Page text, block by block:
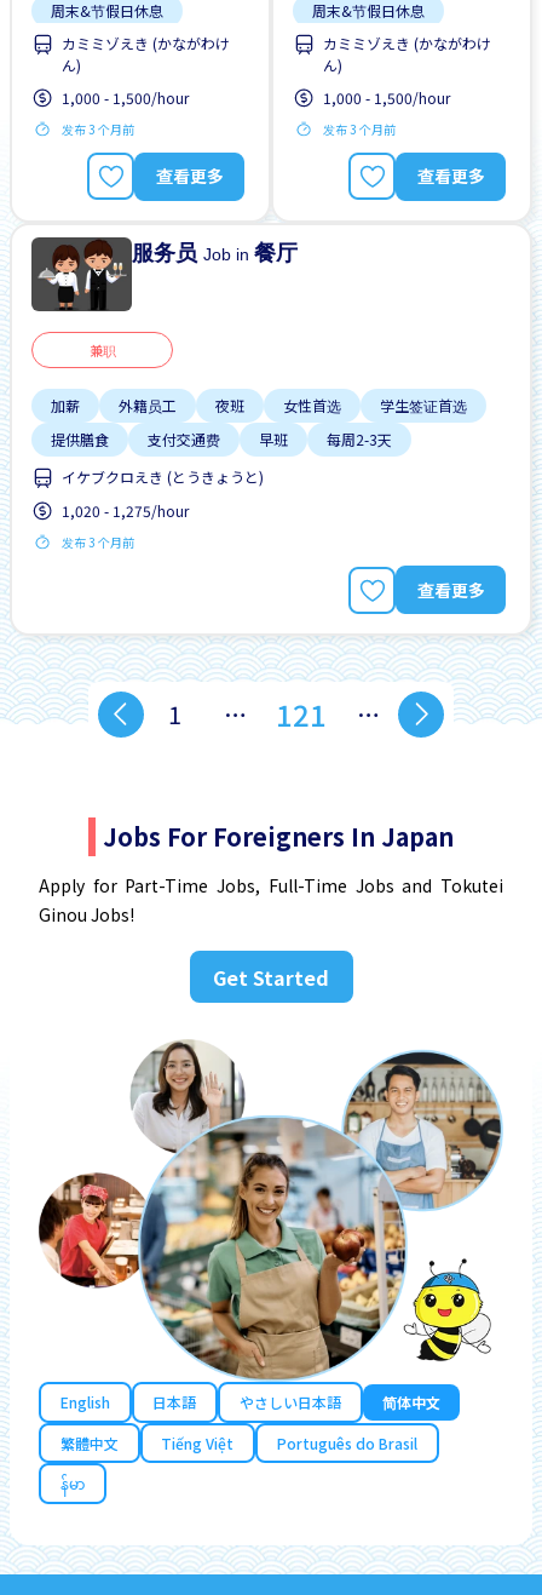
周末&节假日休息
外籍员工
女性首选
学生签证首选
提供宿舍
提供膳食
カミミゾえき (かながわけ
ん)
1,000 - 1,500/hour
发布 3 个月前
查看更多
周末&节假日休息
外籍员工
女性首选
学生签证首选
提供宿舍
提供膳食
カミミゾえき (かながわけ
ん)
1,000 - 1,500/hour
发布 3 个月前
查看更多
服务员Job in餐厅
兼职
加薪 外籍员工 夜班 女性首选
学生签证首选
提供膳食
支付交通费 早班
每周2-3天
イケブクロえき (とうきょうと)
1,020 - 1,275/hour
发布 3 个月前
查看更多
1 … 121 …
Jobs For Foreigners In Japan
Apply for Part-Time Jobs, Full-Time Jobs and Tokutei
Ginou Jobs!
Get Started
English 日本語 やさしい日本語
简体中文
繁體中文
Tiếng Việt
Português do Brasil
န်မာ